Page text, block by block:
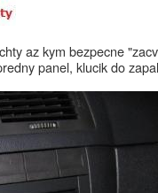
az kym bezpecne
panel, klucik do